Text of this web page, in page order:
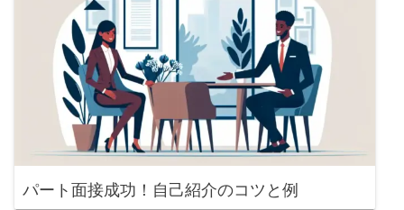
パート面接成功！自己紹介のコツと例